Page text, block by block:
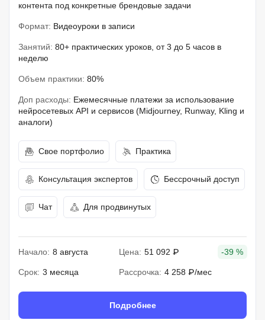
контента под конкретные брендовые задачи
Формат: Видеоуроки в записи
Занятий: 80+ практических уроков, от 3 до 5 часов в
неделю
Объем практики: 80%
Доп расходы: Ежемесячные платежи за использование
нейросетевых API и сервисов (Midjourney, Runway, Kling и
аналоги)
Свое портфолио Практика
Консультация экспертов Бессрочный доступ
Чат Для продвинутых
Начало: 8 августа Цена: 51 092 ₽ -39 %
Срок: 3 месяца Рассрочка: 4 258 ₽/мес
Подробнее